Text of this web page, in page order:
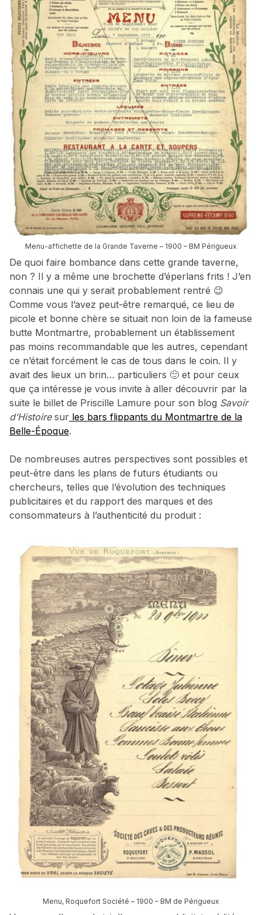
Menu-affichette de la Grande Taverne – 1900 – BM Périgueux
De quoi faire bombance dans cette grande taverne,
non ? Il y a même une brochette d’éperlans frits ! J’en
connais une qui y serait probablement rentré 😉
Comme vous l’avez peut-être remarqué, ce lieu de
picole et bonne chère se situait non loin de la fameuse
butte Montmartre, probablement un établissement
pas moins recommandable que les autres, cependant
ce n’était forcément le cas de tous dans le coin. Il y
avait des lieux un brin… particuliers 🙂 et pour ceux
que ça intéresse je vous invite à aller découvrir par la
suite le billet de Priscille Lamure pour son blog Savoir
d’Histoiresur les bars flippants du Montmartre de la
Belle-Époque.
De nombreuses autres perspectives sont possibles et
peut-être dans les plans de futurs étudiants ou
chercheurs, telles que l’évolution des techniques
publicitaires et du rapport des marques et des
consommateurs à l’authenticité du produit :
Menu, Roquefort Société – 1900 – BM de Périgueux